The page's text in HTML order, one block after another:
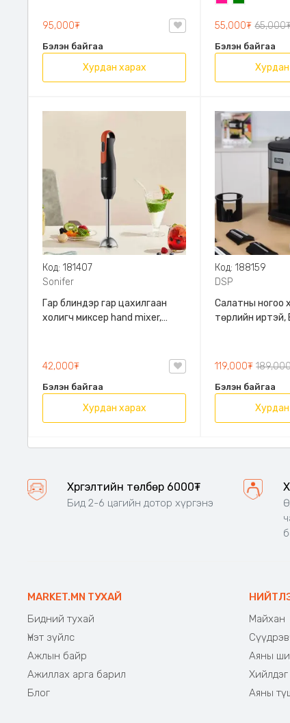
миксердээд аваад явах
загвартай , Sonifer, SF-8151,
Хүнсний зориулалттай
Хуванцар
95,000₮
Бэлэн байгаа
Хурдан харах
55,000₮
Бэлэн байгаа
Код: 181407
Sonifer
Гар блиндэр гар цахилгаан
холигч миксер hand mixer,
15000RPM эргэлтийн хурдтай,
Бүх төрлийн махны зутан, жимс
ногооны нухаш, крем хийх
боломжтой
42,000₮
Бэлэн байгаа
Хурдан харах
Код: 188159
DSP
Салатны ногоо
төрлийн иртэй,
Хэрэглэхэд
119,000₮
Бэлэн байгаа
Хүргэлтийн төлбөр 6000₮
Бид 2-6 цагийн дотор хүргэнэ
MARKET.MN ТУХАЙ
Бидний тухай
Үнэт зүйлс
Ажлын байр
Ажиллах арга барил
Блог
Майхан
Аяны
Хийлдэг
Аяны